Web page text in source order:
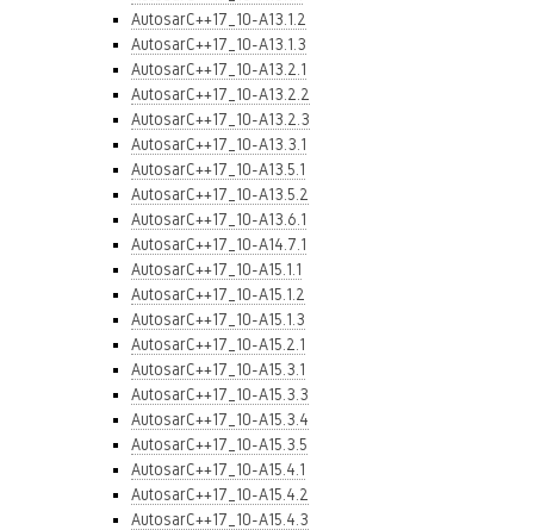
AutosarC++17_10-A13.1.2
AutosarC++17_10-A13.1.3
AutosarC++17_10-A13.2.1
AutosarC++17_10-A13.2.2
AutosarC++17_10-A13.2.3
AutosarC++17_10-A13.3.1
AutosarC++17_10-A13.5.1
AutosarC++17_10-A13.5.2
AutosarC++17_10-A13.6.1
AutosarC++17_10-A14.7.1
AutosarC++17_10-A15.1.1
AutosarC++17_10-A15.1.2
AutosarC++17_10-A15.1.3
AutosarC++17_10-A15.2.1
AutosarC++17_10-A15.3.1
AutosarC++17_10-A15.3.3
AutosarC++17_10-A15.3.4
AutosarC++17_10-A15.3.5
AutosarC++17_10-A15.4.1
AutosarC++17_10-A15.4.2
AutosarC++17_10-A15.4.3